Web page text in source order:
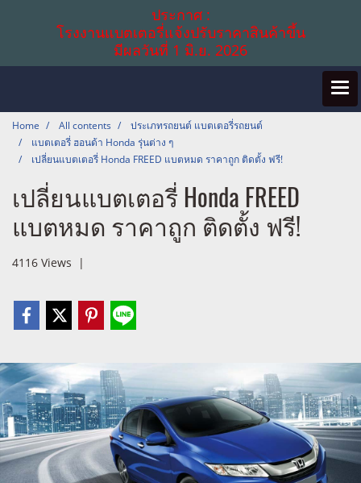
ประกาศ :
โรงงานแบตเตอรี่แจ้งปรับราคาสินค้าขึ้น
มีผลวันที่ 1 มิ.ย. 2026
Home All contents
ประเภทรถยนต์ แบตเตอรี่รถยนต์
แบตเตอรี่ ฮอนด้า Honda รุ่นต่าง ๆ
เปลี่ยนแบตเตอรี่ Honda FREED แบตหมด ราคาถูก ติดตั้ง ฟรี!
เปลี่ยนแบตเตอรี่ Honda FREED
แบตหมด ราคาถูก ติดตั้ง ฟรี!
4116 Views |